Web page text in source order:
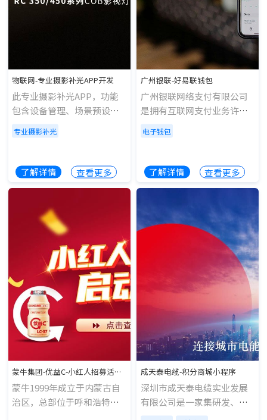
物联网-专业摄影补光APP开发
此专业摄影补光APP，功能
包含设备管理、场景预设、
补光设置等。
专业摄影补光
了解详情 查看更多
广州银联-好易联钱包
广州银联网络支付有限公司
是拥有互联网支付业务许可
的支付机构，可以建立支付
账户，即好易联电子钱包;好
端用户，为用户实现注册、
充值、提现、查询等基础功
现形式包含H5界面、微信公
众号、小程序三个大的方
电子钱包
了解详情 查看更多
蒙牛集团-优益C-小红人招募活动小程序
蒙牛1999年成立于内蒙古自
治区，总部位于呼和浩特，
成天泰电缆-积分商城小程序
深圳市成天泰电缆实业发展
有限公司是一家集研发、生
产及销售于一体的国家高新